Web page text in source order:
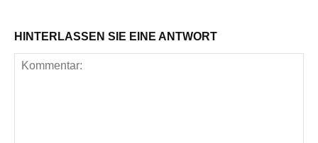
HINTERLASSEN SIE EINE ANTWORT